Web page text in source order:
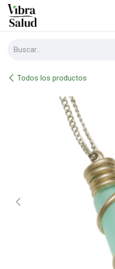
Ir al contenido
Todos los productos